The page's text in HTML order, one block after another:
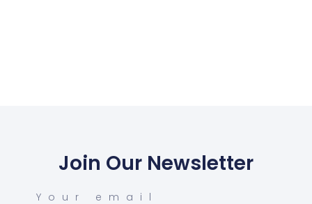
Join Our Newsletter